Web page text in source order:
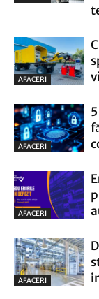
AFACERI
AFACERI
AFACERI
AFACERI